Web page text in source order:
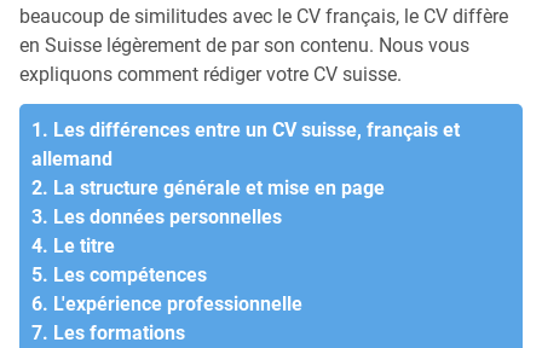
beaucoup de similitudes avec le CV français, le CV diffère
en Suisse légèrement de par son contenu. Nous vous
expliquons comment rédiger votre CV suisse.
1. Les différences entre un CV suisse, français et
allemand
2. La structure générale et mise en page
3. Les données personnelles
4. Le titre
5. Les compétences
6. L'expérience professionnelle
7. Les formations